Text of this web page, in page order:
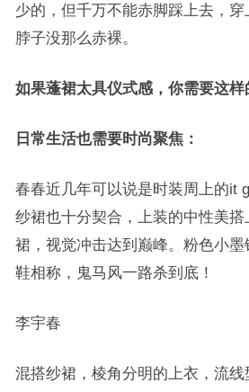
少的，但千万不能赤脚踩上去，
脖子没那么赤裸。
如果蓬裙太具仪式感，你需要这样
日常生活也需要时尚聚焦：
春春近几年可以说是时装周上的it
纱裙也十分契合，上装的中性美
裙，视觉冲击达到巅峰。粉色小
鞋相称，鬼马风一路杀到底！
李宇春
混搭纱裙，棱角分明的上衣，流